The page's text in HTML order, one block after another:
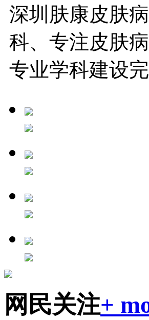
深圳肤康皮肤
科、专注皮肤
专业学科建设
网民关注+